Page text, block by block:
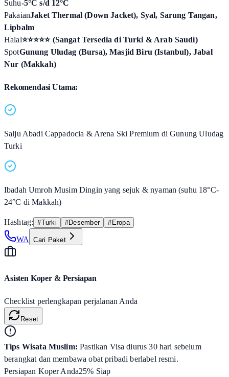
Suhu-5°C s/d 12°C
PakaianJaket Thermal (Down Jacket), Syal, Sarung Tangan,
Lipbalm
Halal⭐⭐⭐⭐⭐ (Sangat Tersedia di Turki & Arab Saudi)
SpotGunung Uludag (Bursa), Masjid Biru (Istanbul), Jabal
Nur (Makkah)
Rekomendasi Utama:
Salju Abadi Cappadocia & Arena Ski Premium di Gunung Uludag
Turki
Ibadah Umroh Musim Dingin yang sejuk & nyaman (suhu 18°C-
24°C di Makkah)
Hashtag: #Turki #Desember #Eropa
WA Cari Paket
Asisten Koper & Persiapan
Checklist perlengkapan perjalanan Anda
Reset
Tips Wisata Muslim: Pastikan Visa diurus 30 hari sebelum
berangkat dan membawa obat pribadi berlabel resmi.
Persiapan Koper Anda25% Siap